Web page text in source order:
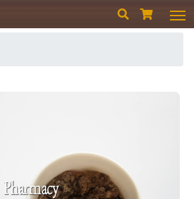
 